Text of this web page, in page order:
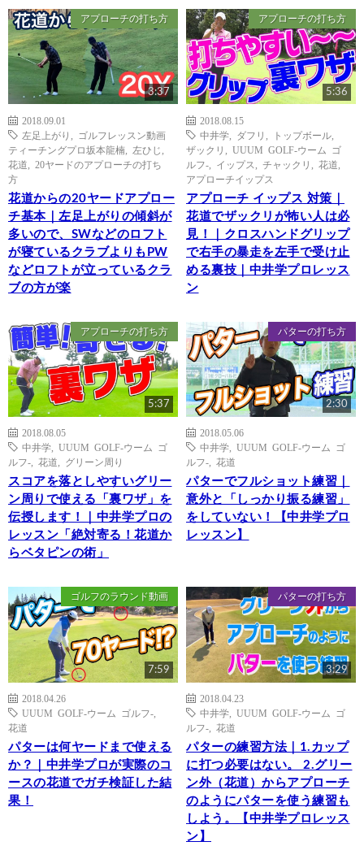
アプローチの打ち方
3:37
2018.09.01
左足上がり
ゴルフレッスン動画
ティーチングプロ坂本龍楠
左ひじ
花道
20ヤードのアプローチの打ち
方
花道からの20ヤードアプロー
チ基本｜左足上がりの傾斜が
多いので、SWなどのロフト
が寝ているクラブよりもPW
などロフトが立っているクラ
ブの方が楽
アプローチの打ち方
5:36
2018.08.15
中井学
ダフリ トップボール
ザックリ
UUUM GOLF-ウーム ゴ
ルフ-
イップス チャックリ 花道
アプローチイップス
アプローチ イップス 対策｜
花道でザックリが怖い人は必
見！｜クロスハンドグリップ
で右手の暴走を左手で受け止
める裏技｜中井学プロレッス
ン
アプローチの打ち方
5:37
2018.08.05
中井学
UUUM GOLF-ウーム ゴ
ルフ-
花道 グリーン周り
スコアを落としやすいグリー
ン周りで使える「裏ワザ」を
伝授します！｜中井学プロの
レッスン「絶対寄る！花道か
らベタピンの術」
パターの打ち方
2:30
2018.05.06
中井学
UUUM GOLF-ウーム ゴ
ルフ-
花道
パターでフルショット練習｜
意外と「しっかり振る練習」
をしていない！【中井学プロ
レッスン】
ゴルフのラウンド動画
7:59
2018.04.26
UUUM GOLF-ウーム ゴルフ-
花道
パターは何ヤードまで使える
か？｜中井学プロが実際のコ
ースの花道でガチ検証した結
果！
パターの打ち方
3:29
2018.04.23
中井学
UUUM GOLF-ウーム ゴ
ルフ-
花道
パターの練習方法｜1.カップ
に打つ必要はない。 2.グリー
ン外（花道）からアプローチ
のようにパターを使う練習も
しよう。【中井学プロレッス
ン】